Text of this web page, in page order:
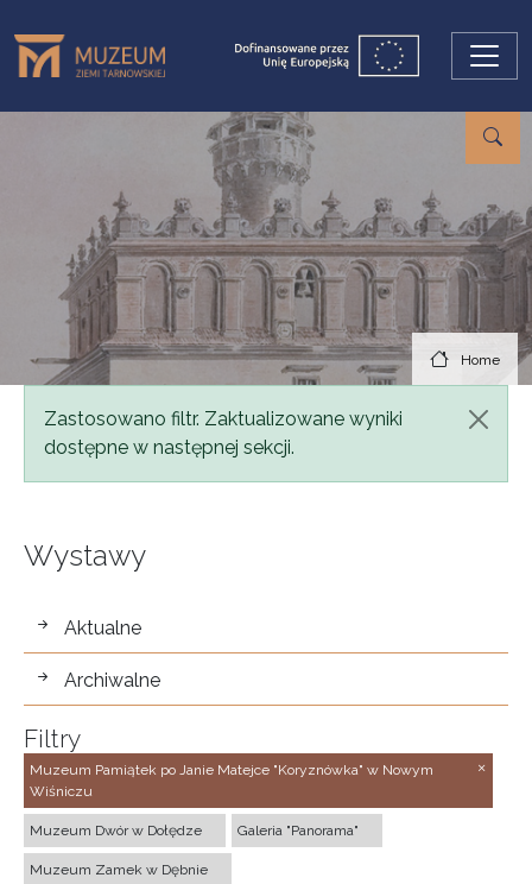
Home
Status message
Zastosowano filtr. Zaktualizowane wyniki
dostępne w następnej sekcji.
Wystawy
wystawy
Aktualne
Archiwalne
Filtry
Muzeum Pamiątek po Janie Matejce "Koryznówka" w Nowym
Wiśniczu
Muzeum Dwór w Dołędze Galeria "Panorama"
Muzeum Zamek w Dębnie